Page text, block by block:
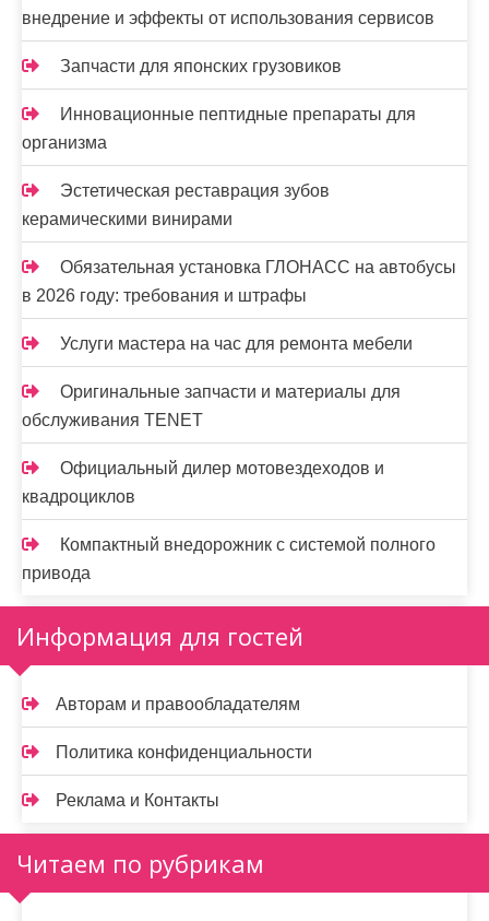
внедрение и эффекты от использования сервисов
Запчасти для японских грузовиков
Инновационные пептидные препараты для
организма
Эстетическая реставрация зубов
керамическими винирами
Обязательная установка ГЛОНАСС на автобусы
в 2026 году: требования и штрафы
Услуги мастера на час для ремонта мебели
Оригинальные запчасти и материалы для
обслуживания TENET
Официальный дилер мотовездеходов и
квадроциклов
Компактный внедорожник с системой полного
привода
Информация для гостей
Авторам и правообладателям
Политика конфиденциальности
Реклама и Контакты
Читаем по рубрикам